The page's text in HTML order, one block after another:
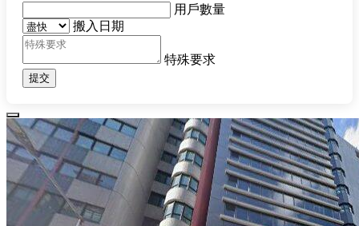
用戶數量
搬入日期
特殊要求
提交